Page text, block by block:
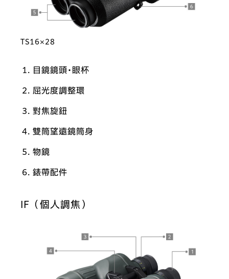
TS16×28
目鏡鏡頭・眼杯
屈光度調整環
對焦旋鈕
雙筒望遠鏡筒身
物鏡
錶帶配件
IF（個人調焦）